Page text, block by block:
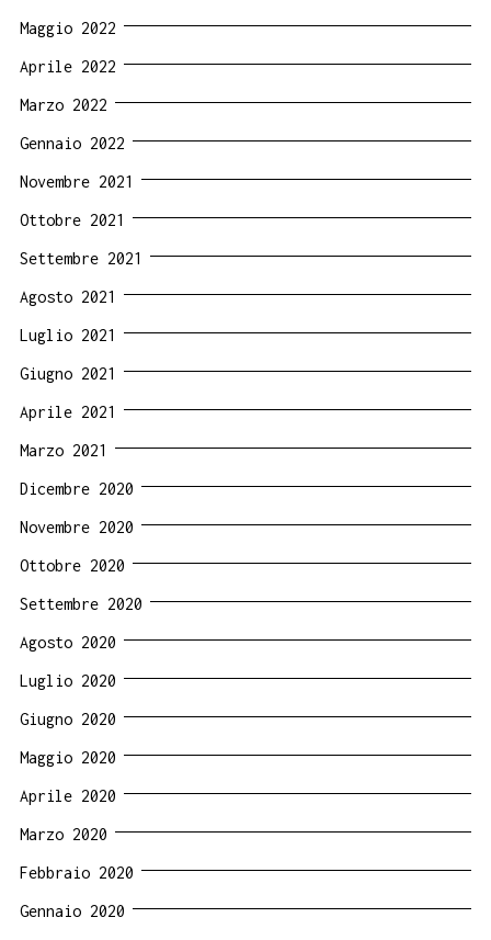
Maggio 2022
Aprile 2022
Marzo 2022
Gennaio 2022
Novembre 2021
Ottobre 2021
Settembre 2021
Agosto 2021
Luglio 2021
Giugno 2021
Aprile 2021
Marzo 2021
Dicembre 2020
Novembre 2020
Ottobre 2020
Settembre 2020
Agosto 2020
Luglio 2020
Giugno 2020
Maggio 2020
Aprile 2020
Marzo 2020
Febbraio 2020
Gennaio 2020